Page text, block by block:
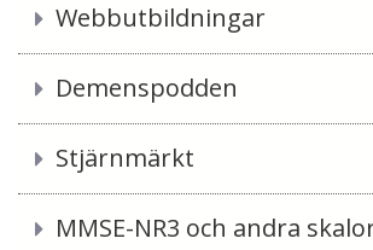
Webbutbildningar
Demenspodden
Stjärnmärkt
MMSE-NR3 och andra